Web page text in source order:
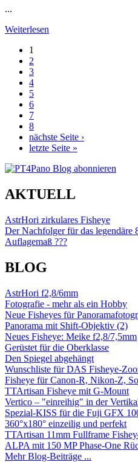
...
Weiterlesen
Seiten
1
2
3
4
5
6
7
8
nächste Seite ›
letzte Seite »
AKTUELL
AstrHori zirkulares Fisheye
Der Nachfolger für das legendäre
Auflagemaß ???
BLOG
AstrHori f2,8/6mm
Fotografie - mehr als ein Hobby
Neue Fisheyes für
Panorama mit Shift-Objektiv (2)
Neues Fisheye: Meike f2,8/7,5mm
Gerüstet für die Oberklasse
Den Spiegel abgehängt
Wunschliste für DAS Fisheye-
Fisheye für Canon-R, Nikon-Z,
TTArtisan Fisheye mit G-Mount
Vertico – "einreihig" in der
Spezial-KISS für die Fuji GFX
360°x180° einzeilig und perfekt
TTArtisan 11mm Fullframe
ALPA mit 150 MP Phase-One
Mehr Blog-Beiträge ...